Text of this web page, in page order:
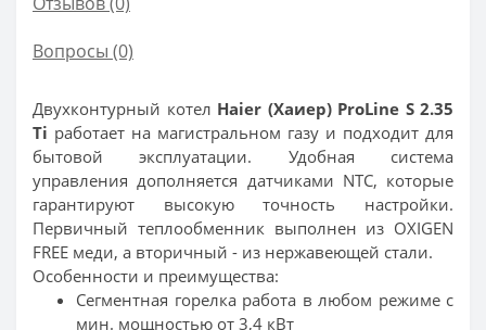
Вопросы (0)
Двухконтурный котел Haier (Хаиер) ProLine S 2.35
Ti работает на магистральном газу и подходит для
бытовой эксплуатации. Удобная система
управления дополняется датчиками NTC, которые
гарантируют высокую точность настройки.
Первичный теплообменник выполнен из OXIGEN
FREE меди, а вторичный - из нержавеющей стали.
Особенности и преимущества:
Сегментная горелка работа в любом режиме с
мин. мощностью от 3,4 кВт